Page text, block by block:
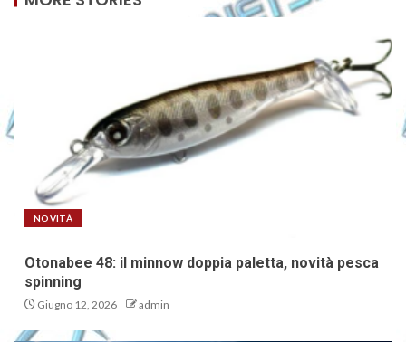
NOVITÀ
Otonabee 48: il minnow doppia paletta, novità pesca
spinning
Giugno 12, 2026 admin